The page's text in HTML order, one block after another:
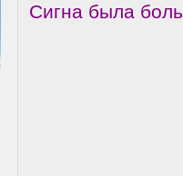
Сигна была